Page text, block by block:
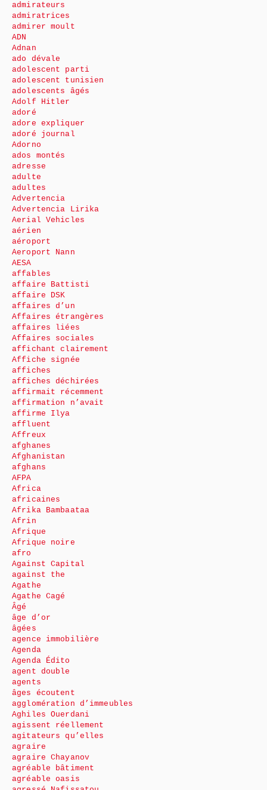
admirateurs
admiratrices
admirer moult
ADN
Adnan
ado dévale
adolescent parti
adolescent tunisien
adolescents âgés
Adolf Hitler
adoré
adore expliquer
adoré journal
Adorno
ados montés
adresse
adulte
adultes
Advertencia
Advertencia Lirika
Aerial Vehicles
aérien
aéroport
Aeroport Nann
AESA
affables
affaire Battisti
affaire DSK
affaires d’un
Affaires étrangères
affaires liées
Affaires sociales
affichant clairement
Affiche signée
affiches
affiches déchirées
affirmait récemment
affirmation n’avait
affirme Ilya
affluent
Affreux
afghanes
Afghanistan
afghans
AFPA
Africa
africaines
Afrika Bambaataa
Afrin
Afrique
Afrique noire
afro
Against Capital
against the
Agathe
Agathe Cagé
Âgé
âge d’or
âgées
agence immobilière
Agenda
Agenda Édito
agent double
agents
âges écoutent
agglomération d’immeubles
Aghiles Ouerdani
agissent réellement
agitateurs qu’elles
agraire
agraire Chayanov
agréable bâtiment
agréable oasis